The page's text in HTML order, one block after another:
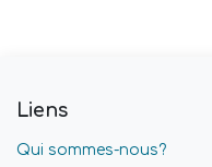
Liens
Qui sommes-nous?